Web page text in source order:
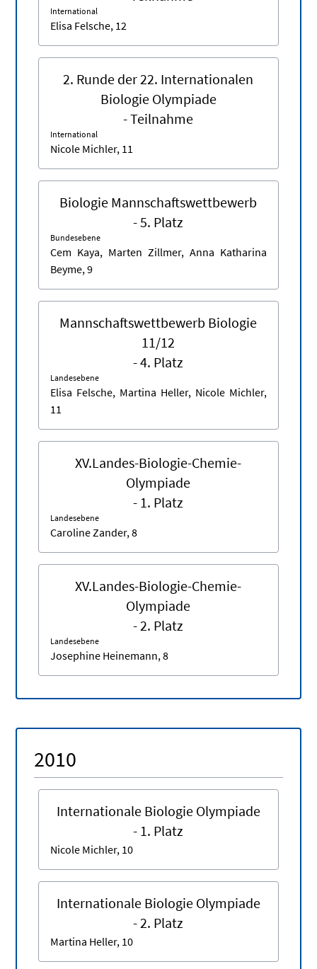
International
Elisa Felsche, 12
2. Runde der 22. Internationalen
Biologie Olympiade
- Teilnahme
International
Nicole Michler, 11
Biologie Mannschaftswettbewerb
- 5. Platz
Bundesebene
Cem Kaya, Marten Zillmer, Anna Katharina
Beyme, 9
Mannschaftswettbewerb Biologie
11/12
- 4. Platz
Landesebene
Elisa Felsche, Martina Heller, Nicole Michler,
11
XV.Landes-Biologie-Chemie-
Olympiade
- 1. Platz
Landesebene
Caroline Zander, 8
XV.Landes-Biologie-Chemie-
Olympiade
- 2. Platz
Landesebene
Josephine Heinemann, 8
2010
Internationale Biologie Olympiade
- 1. Platz
Nicole Michler, 10
Internationale Biologie Olympiade
- 2. Platz
Martina Heller, 10